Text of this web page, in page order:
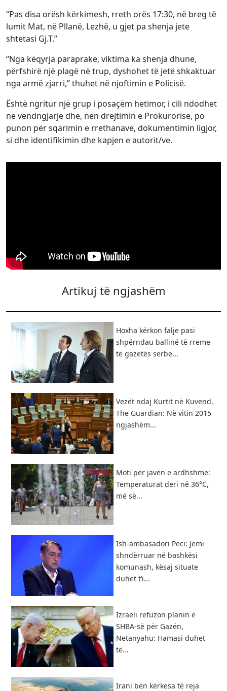
“Pas disa orësh kërkimesh, rreth orës 17:30, në breg të
lumit Mat, në Pllanë, Lezhë, u gjet pa shenja jete
shtetasi Gj.T.”
“Nga këqyrja paraprake, viktima ka shenja dhune,
përfshirë një plagë në trup, dyshohet të jetë shkaktuar
nga armë zjarri,” thuhet në njoftimin e Policisë.
Është ngritur një grup i posaçëm hetimor, i cili ndodhet
në vendngjarje dhe, nën drejtimin e Prokurorisë, po
punon për sqarimin e rrethanave, dokumentimin ligjor,
si dhe identifikimin dhe kapjen e autorit/ve.
Artikuj të ngjashëm
Hoxha kërkon falje pasi
shpërndau ballinë të rreme
të gazetës serbe...
Vezët ndaj Kurtit në Kuvend,
The Guardian: Në vitin 2015
ngjashëm...
Moti për javën e ardhshme:
Temperaturat deri në 36°C,
më së...
Ish-ambasadori Peci: Jemi
shndërruar në bashkësi
komunash, kësaj situate
duhet t’i...
Izraeli refuzon planin e
SHBA-së për Gazën,
Netanyahu: Hamasi duhet
të...
​Irani bën kërkesa të reja